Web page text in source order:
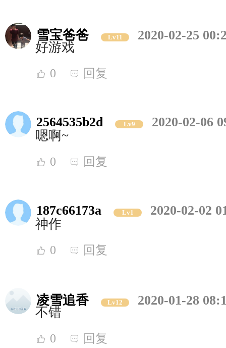
雪宝爸爸 Lv11
2020-02-25
好游戏
0 回复
2564535b2d Lv9
2020-02-06
嗯啊~
0 回复
187c66173a Lv1
2020-02-02
神作
0 回复
凌雪追香 Lv12
2020-01-28
不错
0 回复